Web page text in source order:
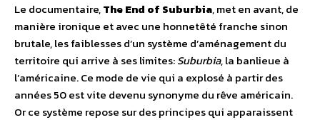
Le documentaire,The End of Suburbia, met en avant, de
manière ironique et avec une honnetêté franche sinon
brutale, les faiblesses d’un système d’aménagement du
territoire qui arrive à ses limites:Suburbia, la banlieue à
l’américaine. Ce mode de vie qui a explosé à partir des
années 50 est vite devenu synonyme du rêve américain.
Or ce système repose sur des principes qui apparaissent